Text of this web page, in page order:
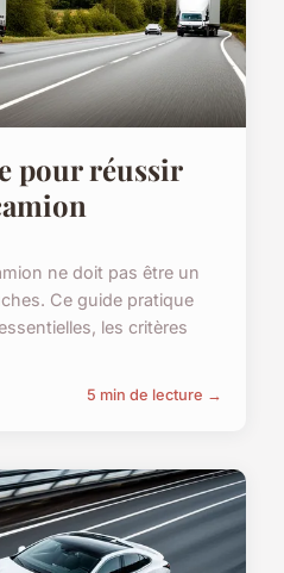
pour réussir
ne doit pas être un
Ce guide pratique
les critères
5 min de lecture →